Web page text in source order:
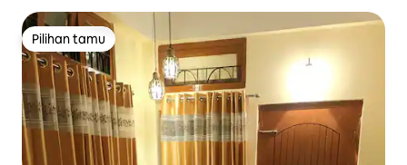
Pilihan tamu
Pilihan tamu